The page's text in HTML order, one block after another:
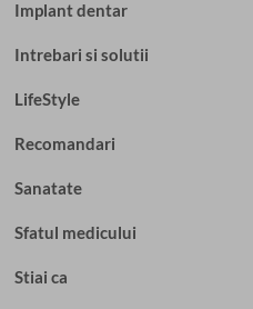
Implant dentar
Intrebari si solutii
LifeStyle
Recomandari
Sanatate
Sfatul medicului
Stiai ca